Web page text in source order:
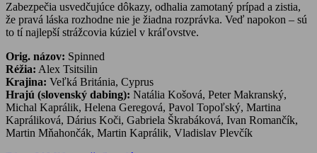
Zabezpečia usvedčujúce dôkazy, odhalia zamotaný prípad a zistia,
že pravá láska rozhodne nie je žiadna rozprávka. Veď napokon – sú
to tí najlepší strážcovia kúziel v kráľovstve.
Orig. názov: Spinned
Réžia: Alex Tsitsilin
Krajina: Veľká Británia, Cyprus
Hrajú (slovenský dabing): Natália Košová, Peter Makranský,
Michal Kaprálik, Helena Geregová, Pavol Topoľský, Martina
Kapráliková, Dárius Koči, Gabriela Škrabáková, Ivan Romančík,
Martin Mňahončák, Martin Kaprálik, Vladislav Plevčík